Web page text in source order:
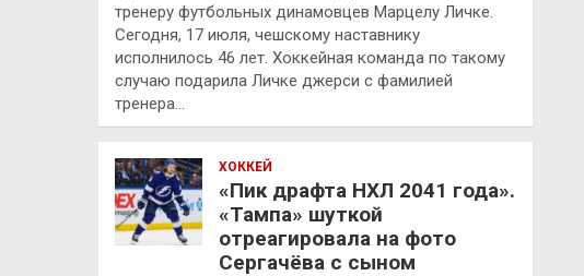
тренеру футбольных динамовцев Марцелу Личке.
Сегодня, 17 июля, чешскому наставнику
исполнилось 46 лет. Хоккейная команда по такому
случаю подарила Личке джерси с фамилией
тренера…
ХОККЕЙ
«Пик драфта НХЛ 2041 года».
«Тампа» шуткой
отреагировала на фото
Сергачёва с сыном